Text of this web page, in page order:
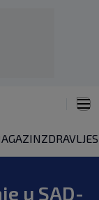
ZDRAVLJE
u SAD-